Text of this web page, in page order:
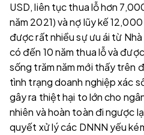
USD, liên tục thua lỗ hơn
năm 2021) và nợ lũy kế
được rất nhiều sự ưu ái từ
có đến 10 năm thua lỗ và
sống trăm năm mới thấy trên
tình trạng doanh nghiệp xác
gây ra thiệt hại to lớn cho
nhiên và hoàn toàn đi ngược
quyết xử lý các DNNN yếu